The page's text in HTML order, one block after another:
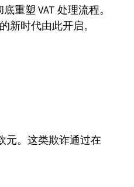
重塑 VAT 处理流程。
新时代由此开启。
元。这类欺诈通过在